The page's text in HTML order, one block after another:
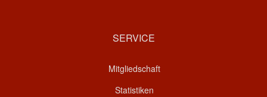
SERVICE
Mitgliedschaft
Statistiken